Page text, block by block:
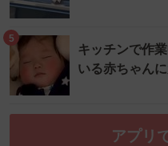
5
キッチンで作
いる赤ちゃん
アプリ